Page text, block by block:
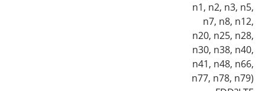
n1, n2, n3, n5,
n7, n8, n12,
n20, n25, n28,
n30, n38, n40,
n41, n48, n66,
n77, n78, n79)